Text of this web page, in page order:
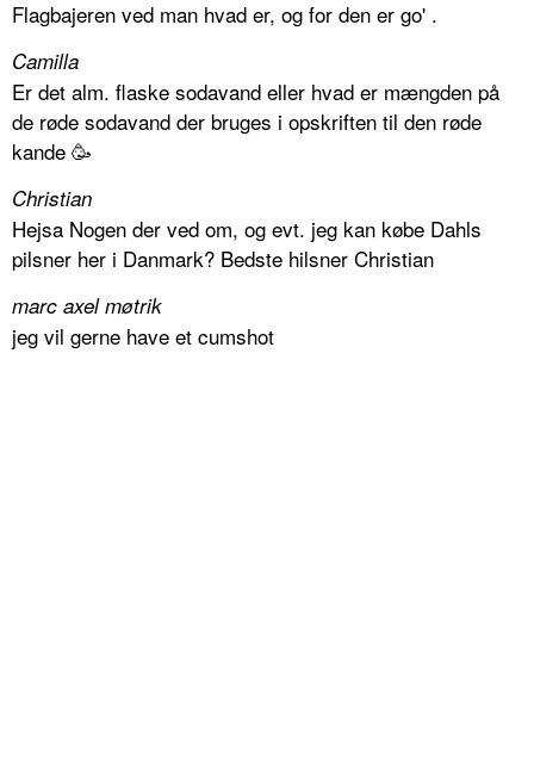
Flagbajeren ved man hvad er, og for den er go' .
Camilla
Er det alm. flaske sodavand eller hvad er mængden på
de røde sodavand der bruges i opskriften til den røde
kande 🥳
Christian
Hejsa Nogen der ved om, og evt. jeg kan købe Dahls
pilsner her i Danmark? Bedste hilsner Christian
marc axel møtrik
jeg vil gerne have et cumshot